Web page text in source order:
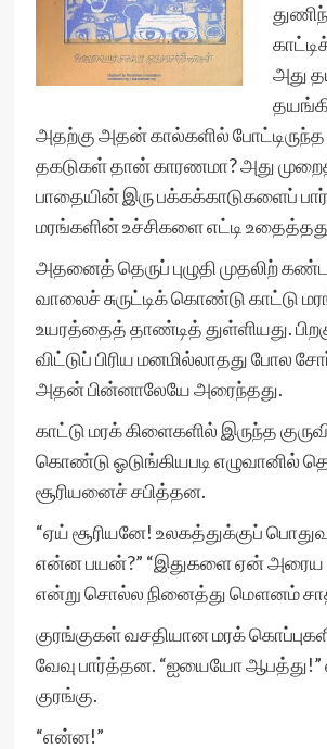
அது
அதற்கு அதன் கால்களில் போட்டிருந்த
தகடுகள் தான் காரணமா? அது
பாதையின் இரு பக்கக்காடுகளைப்
மரங்களின் உச்சிகளை எட்டி
அதனைத் தெருப் புழுதி முதலிற்
வாலைச் சுருட்டிக் கொண்டு காட்டு
உயரத்தைத் தாண்டித் துள்ளியது.
விட்டுப் பிரிய மனமில்லாதது போல
அதன் பின்னாலேயே அரைந்தது.
காட்டு மரக் கிளைகளில் இருந்த
கொண்டு ஓடுங்கியபடி எழுவானில்
சூரியனைச் சபித்தன.
“ஏய் சூரியனே! உலகத்துக்குப்
என்ன பயன்?” “இதுகளை ஏன் அரைய
என்று சொல்ல நினைத்து மௌனம்
குரங்குகள் வசதியான மரக்
வேவு பார்த்தன. “ஐயையோ ஆபத்து!”
குரங்கு.
“என்ன!”